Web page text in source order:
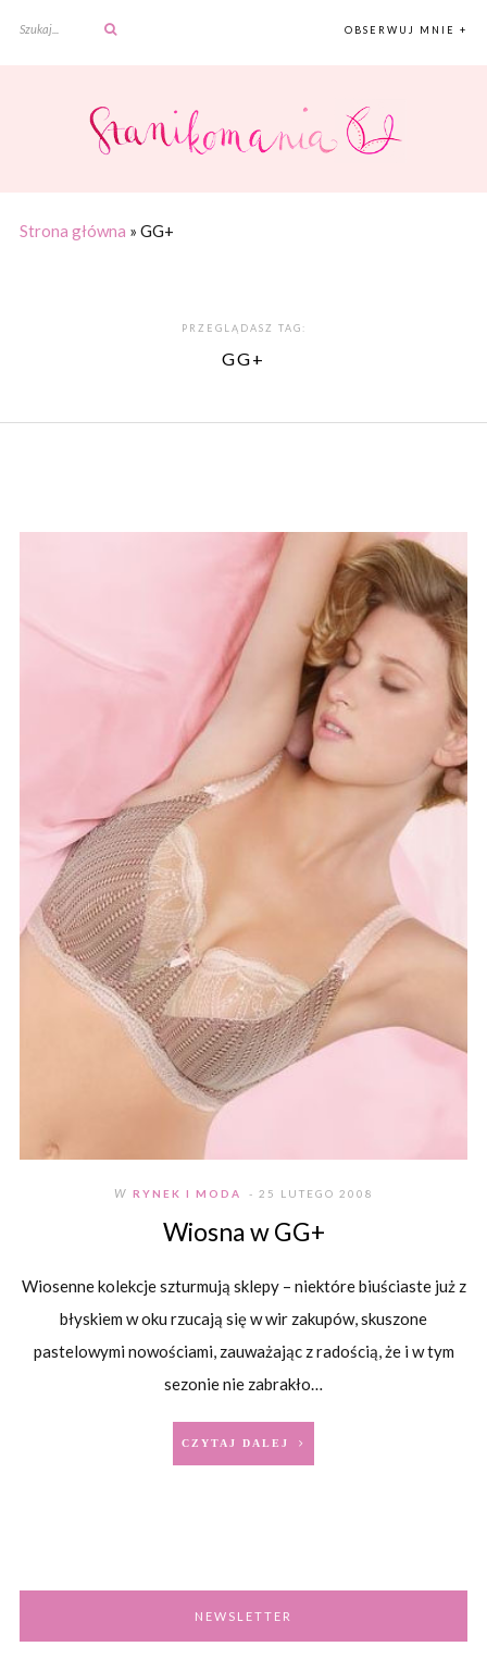
OBSERWUJ MNIE +
Strona główna » GG+
PRZEGLĄDASZ TAG:
GG+
W RYNEK I MODA - 25 LUTEGO 2008
Wiosna w GG+
Wiosenne kolekcje szturmują sklepy – niektóre biuściaste już z
błyskiem w oku rzucają się w wir zakupów, skuszone
pastelowymi nowościami, zauważając z radością, że i w tym
sezonie nie zabrakło…
CZYTAJ DALEJ
NEWSLETTER